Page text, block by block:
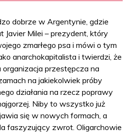
dobrze w Argentynie, gdzie
Javier Milei – prezydent, który
zmarłego psa i mówi o tym
anarchokapitalista i twierdzi, że
przestępcza na
na jakiekolwiek próby
działania na rzecz poprawy
Niby to wszystko już
się w nowych formach, a
faszyzujący zwrot. Oligarchowie